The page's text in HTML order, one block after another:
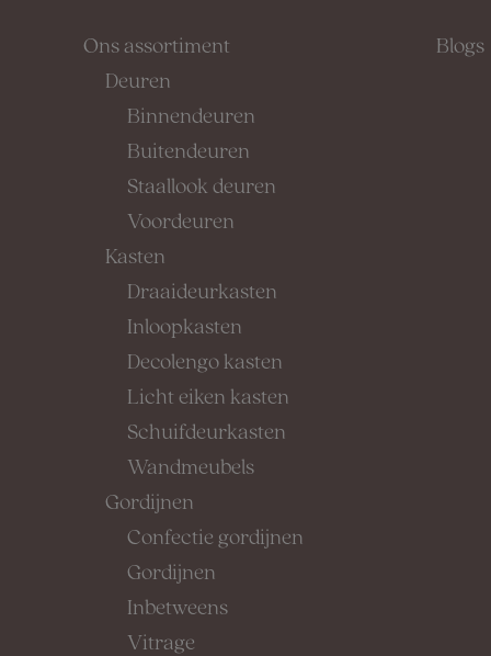
Ons assortiment
Deuren
Binnendeuren
Buitendeuren
Staallook deuren
Voordeuren
Kasten
Draaideurkasten
Inloopkasten
Decolengo kasten
Licht eiken kasten
Schuifdeurkasten
Wandmeubels
Gordijnen
Confectie gordijnen
Gordijnen
Inbetweens
Vitrage
Blogs